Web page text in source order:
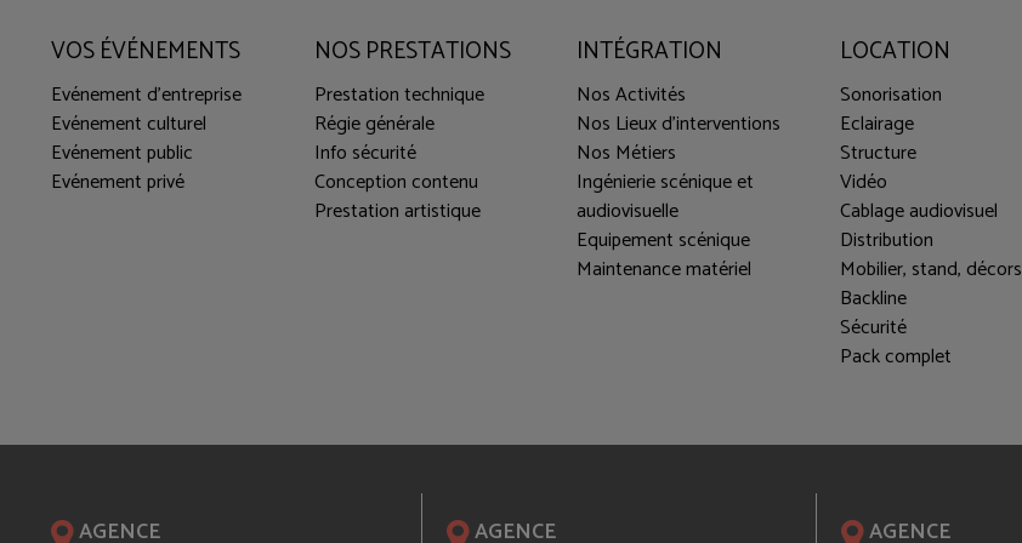
VOS ÉVÉNEMENTS
Evénement d'entreprise
Evénement culturel
Evénement public
Evénement privé
NOS PRESTATIONS
Prestation technique
Régie générale
Info sécurité
Conception contenu
Prestation artistique
INTÉGRATION
Nos Activités
Nos Lieux d'interventions
Nos Métiers
Ingénierie scénique et
audiovisuelle
Equipement scénique
Maintenance matériel
LOCATION
Sonorisation
Eclairage
Structure
Vidéo
Cablage audiovisuel
Distribution
Mobilier, stand, décors
Backline
Sécurité
Pack complet
AGENCE AGENCE AGENCE